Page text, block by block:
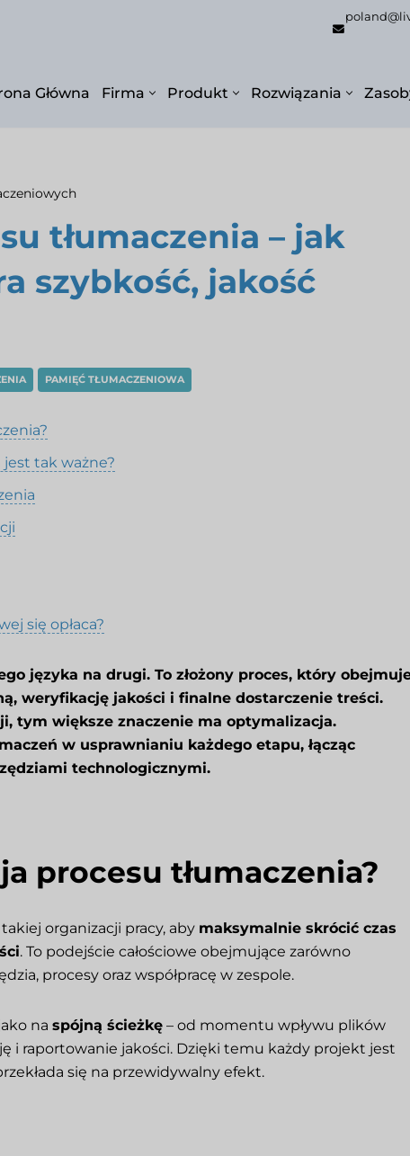
Główna Firma Produkt Rozwiązania
tłumaczenia – jak
szybkość, jakość
PAMIĘĆ TŁUMACZENIOWA
tak ważne?
się opłaca?
języka na drugi. To złożony proces, który
weryfikację jakości i finalne dostarczenie treści.
tym większe znaczenie ma optymalizacja.
w usprawnianiu każdego etapu, łącząc
technologicznymi.
procesu tłumaczenia?
organizacji pracy, aby maksymalnie skrócić czas
. To podejście całościowe obejmujące zarówno
procesy oraz współpracę w zespole.
na spójną ścieżkę – od momentu wpływu plików
i raportowanie jakości. Dzięki temu każdy projekt jest
się na przewidywalny efekt.